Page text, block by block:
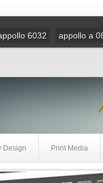
6032 appollo a
Design Print Media